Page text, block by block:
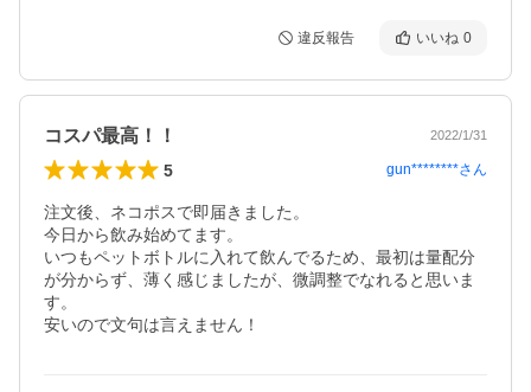
違反報告 いいね 0
コスパ最高！！ 2022/1/31
5 gun********さん
注文後、ネコポスで即届きました。
今日から飲み始めてます。
いつもペットボトルに入れて飲んでるため、最初は量配分
が分からず、薄く感じましたが、微調整でなれると思いま
す。
安いので文句は言えません！